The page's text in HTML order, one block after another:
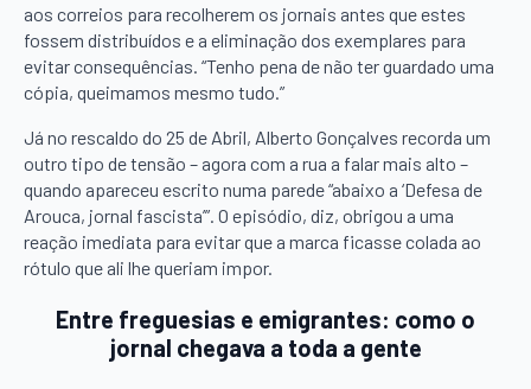
aos correios para recolherem os jornais antes que estes
fossem distribuídos e a eliminação dos exemplares para
evitar consequências. “Tenho pena de não ter guardado uma
cópia, queimamos mesmo tudo.”
Já no rescaldo do 25 de Abril, Alberto Gonçalves recorda um
outro tipo de tensão – agora com a rua a falar mais alto –
quando apareceu escrito numa parede “abaixo a ‘Defesa de
Arouca, jornal fascista’”. O episódio, diz, obrigou a uma
reação imediata para evitar que a marca ficasse colada ao
rótulo que ali lhe queriam impor.
Entre freguesias e emigrantes: como o
jornal chegava a toda a gente